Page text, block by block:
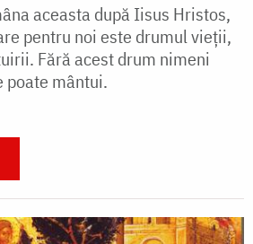
aceasta după Iisus Hristos,
pentru noi este drumul vieții,
Fără acest drum nimeni
poate mântui.